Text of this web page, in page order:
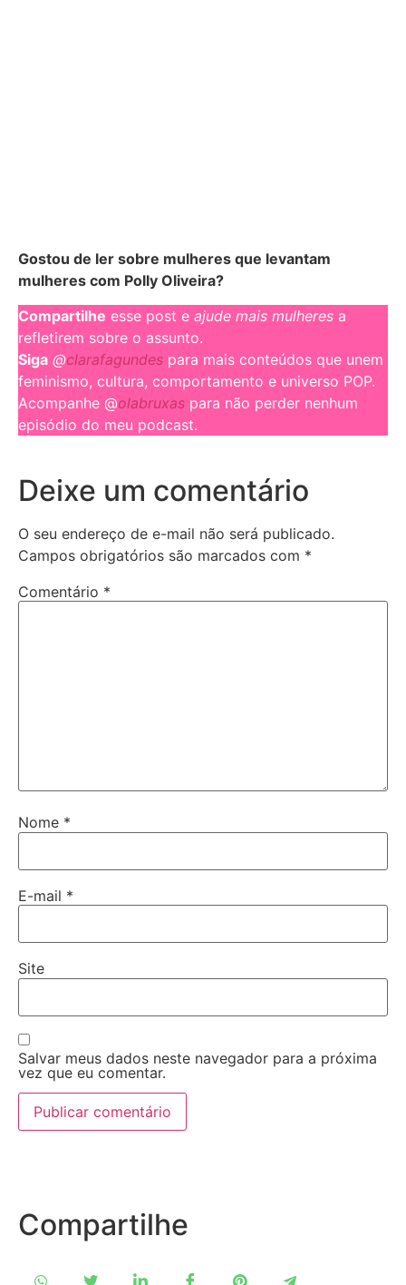
Gostou de ler sobre mulheres que levantam
mulheres com Polly Oliveira?
Compartilhe esse post e ajude mais mulheres a
refletirem sobre o assunto.
Siga @clarafagundes para mais conteúdos que unem
feminismo, cultura, comportamento e universo POP.
Acompanhe @olabruxas para não perder nenhum
episódio do meu podcast.
Deixe um comentário
O seu endereço de e-mail não será publicado.
Campos obrigatórios são marcados com *
Comentário *
Nome *
E-mail *
Site
Salvar meus dados neste navegador para a próxima
vez que eu comentar.
Compartilhe